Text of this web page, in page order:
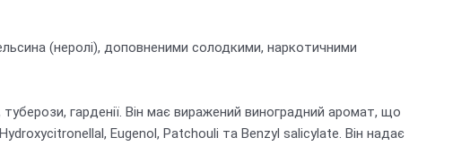
(неролі), доповненими солодкими, наркотичними
гарденії. Він має виражений виноградний аромат, що
Eugenol, Patchouli та Benzyl salicylate. Він надає